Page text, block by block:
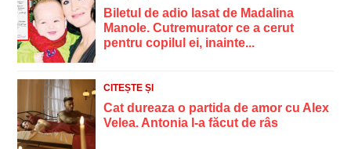
Biletul de adio lasat de Madalina
Manole. Cutremurator ce a cerut
pentru copilul ei, inainte...
CITEȘTE ȘI
Cat dureaza o partida de amor cu Alex
Velea. Antonia l-a făcut de râs